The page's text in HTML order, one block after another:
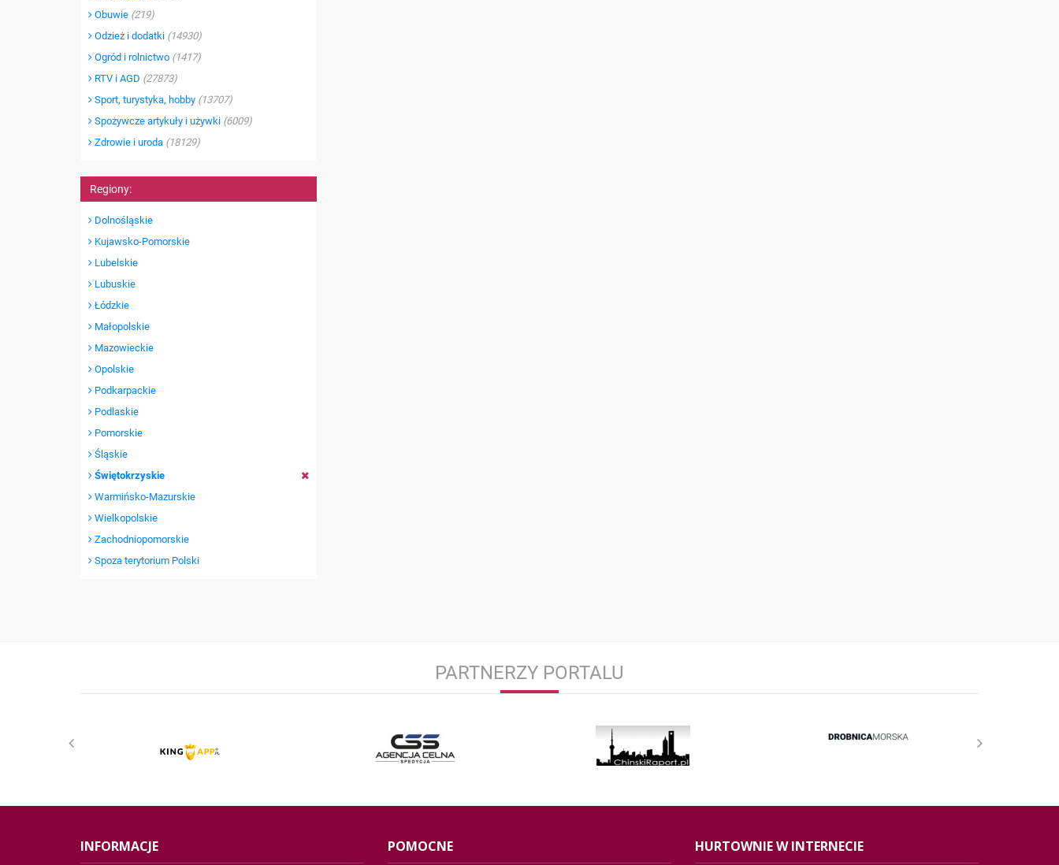
Obuwie (219)
Odzież i dodatki (14930)
Ogród i rolnictwo (1417)
RTV i AGD (27873)
Sport, turystyka, hobby (13707)
Spożywcze artykuły i używki (6009)
Zdrowie i uroda (18129)
Regiony:
Dolnośląskie
Kujawsko-Pomorskie
Lubelskie
Lubuskie
Łódzkie
Małopolskie
Mazowieckie
Opolskie
Podkarpackie
Podlaskie
Pomorskie
Śląskie
Świętokrzyskie
Warmińsko-Mazurskie
Wielkopolskie
Zachodniopomorskie
Spoza terytorium Polski
PARTNERZY PORTALU
INFORMACJE POMOCNE HURTOWNIE W INTERNECIE